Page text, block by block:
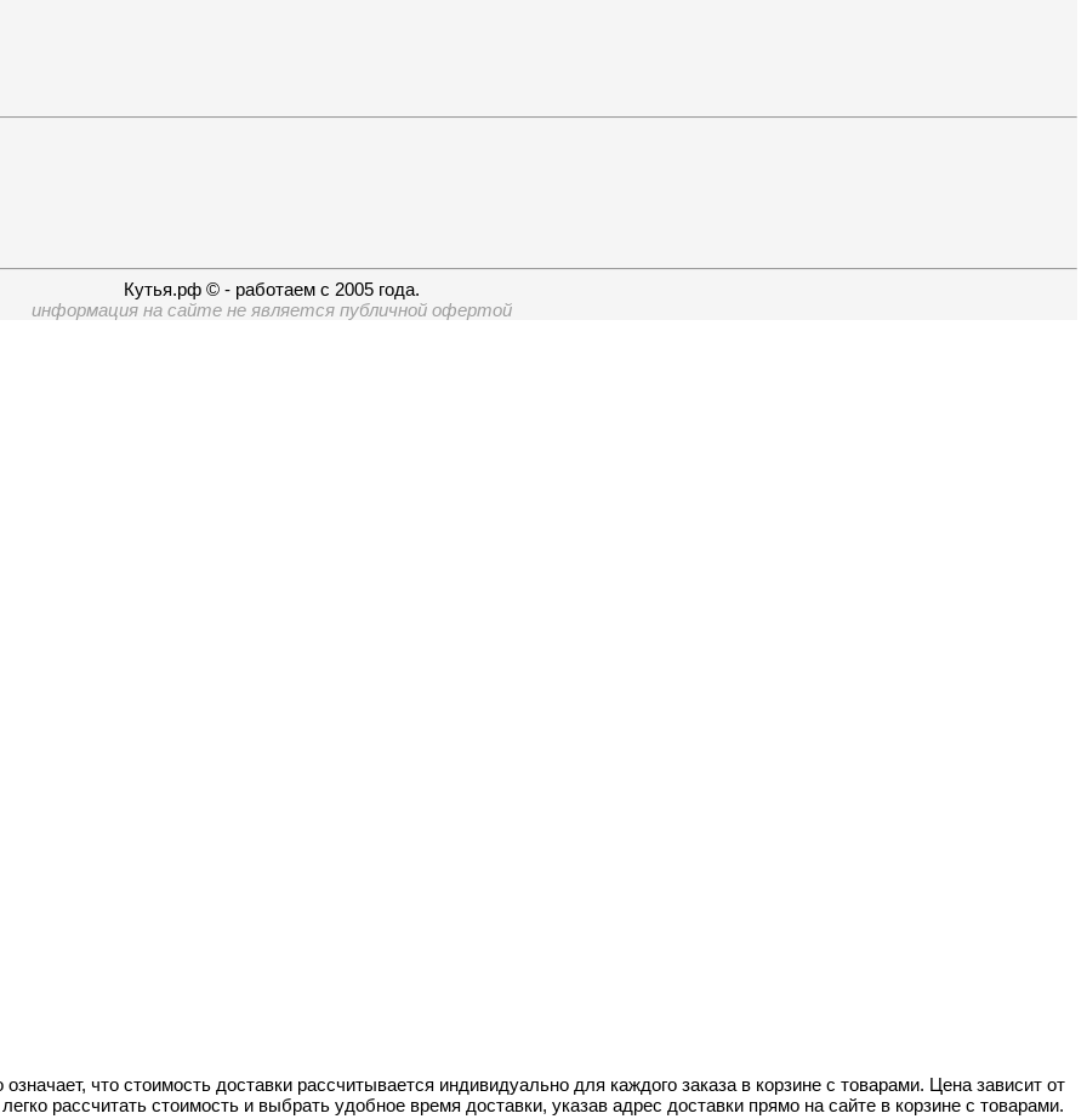
Кутья.рф © - работаем с 2005 года.
информация на сайте не является публичной офертой
что стоимость доставки рассчитывается индивидуально для каждого заказа в корзине с товарами. Цена зависит от
рассчитать стоимость и выбрать удобное время доставки, указав адрес доставки прямо на сайте в корзине с товарами.